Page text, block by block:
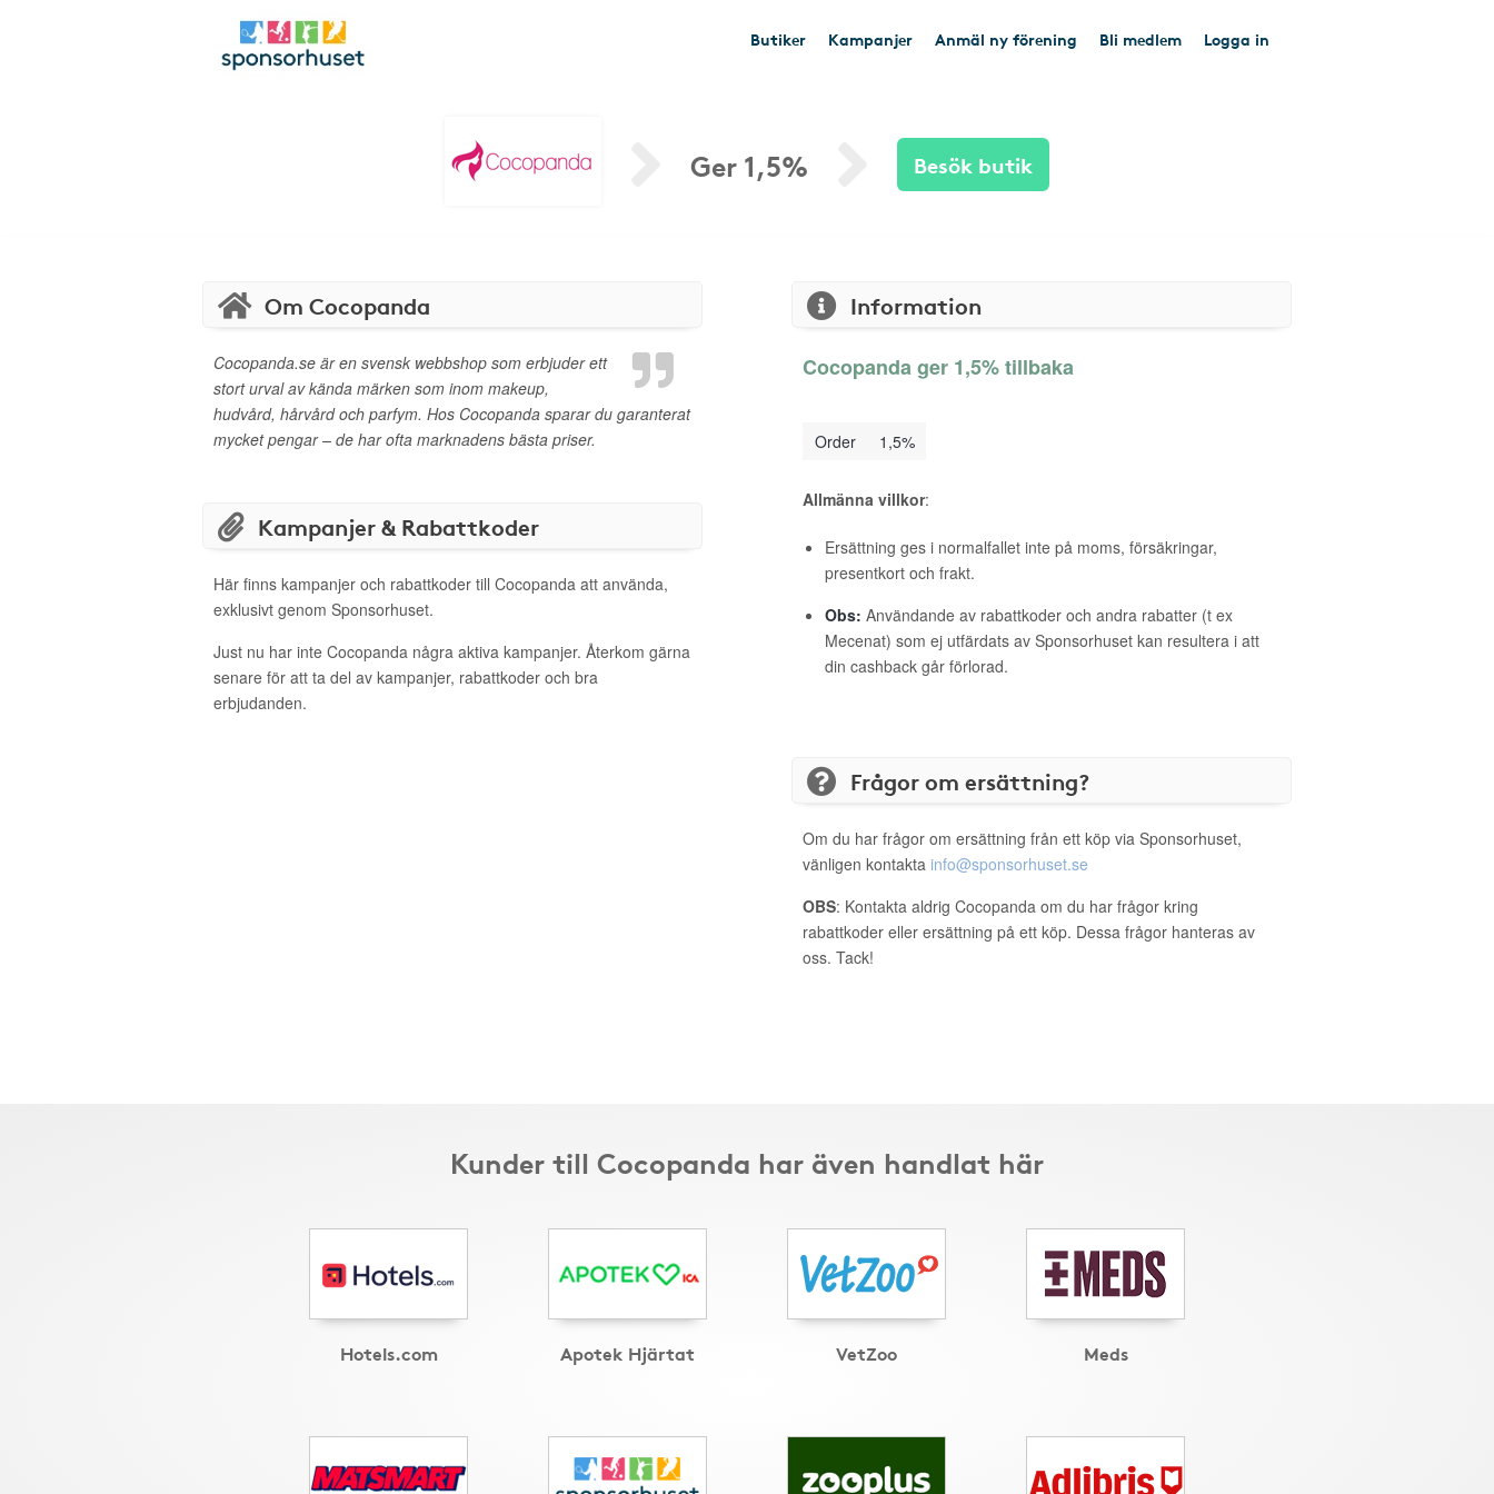
Butiker Kampanjer Anmäl ny förening Bli medlem Logga in
Ger 1,5% Besök butik
Om Cocopanda
Cocopanda.se är en svensk webbshop som erbjuder ett
stort urval av kända märken som inom makeup,
hudvård, hårvård och parfym. Hos Cocopanda sparar du garanterat
mycket pengar – de har ofta marknadens bästa priser.
Kampanjer & Rabattkoder
Här finns kampanjer och rabattkoder till Cocopanda att använda,
exklusivt genom Sponsorhuset.
Just nu har inte Cocopanda några aktiva kampanjer. Återkom gärna
senare för att ta del av kampanjer, rabattkoder och bra
erbjudanden.
Information
Cocopanda ger 1,5% tillbaka
Order 1,5%
Allmänna villkor:
Ersättning ges i normalfallet inte på moms, försäkringar,
presentkort och frakt.
Obs: Användande av rabattkoder och andra rabatter (t ex
Mecenat) som ej utfärdats av Sponsorhuset kan resultera i att
din cashback går förlorad.
Frågor om ersättning?
Om du har frågor om ersättning från ett köp via Sponsorhuset,
vänligen kontakta info@sponsorhuset.se
OBS: Kontakta aldrig Cocopanda om du har frågor kring
rabattkoder eller ersättning på ett köp. Dessa frågor hanteras av
oss. Tack!
Kunder till Cocopanda har även handlat här
Hotels.com Apotek Hjärtat VetZoo Meds